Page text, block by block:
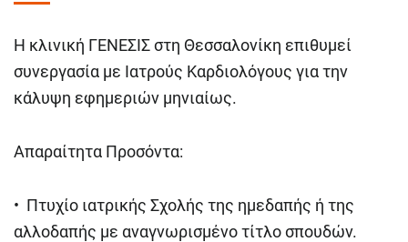
Η κλινική ΓΕΝΕΣΙΣ στη Θεσσαλονίκη επιθυμεί
συνεργασία με Ιατρούς Καρδιολόγους για την
κάλυψη εφημεριών μηνιαίως.
Απαραίτητα Προσόντα:
• Πτυχίο ιατρικής Σχολής της ημεδαπής ή της
αλλοδαπής με αναγνωρισμένο τίτλο σπουδών.